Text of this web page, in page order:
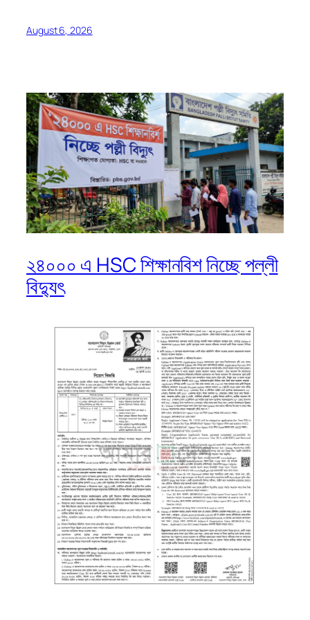
August 6, 2026
২৪০০০ এ HSC শিক্ষানবিশ নিচ্ছে পল্লী
বিদ্যুৎ